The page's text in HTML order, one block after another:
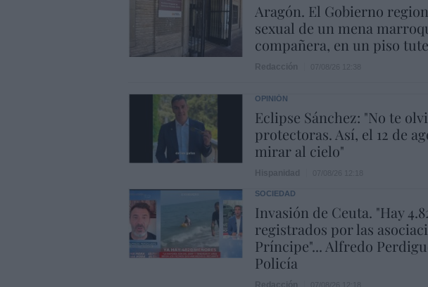
Aragón. El Gobierno
sexual de un mena
compañera, en un piso
OPINIÓN
Eclipse Sánchez: "No te
protectoras. Así, el 12 de
mirar al cielo"
SOCIEDAD
Invasión de Ceuta. "Hay
registrados por las
Príncipe"... Alfredo
Policía